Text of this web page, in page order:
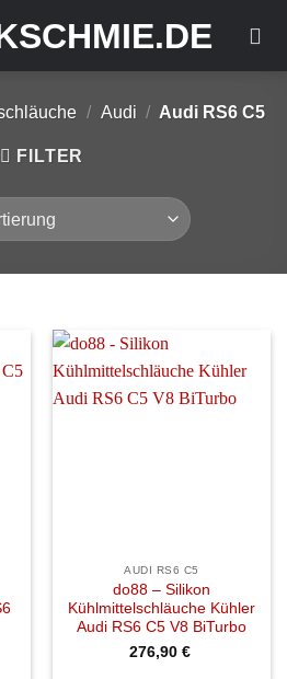
/ Audi / Audi RS6 C5
FILTER
AUDI RS6 C5
do88 – Silikon
Kühlmittelschläuche Kühler
Audi RS6 C5 V8 BiTurbo
276,90 €